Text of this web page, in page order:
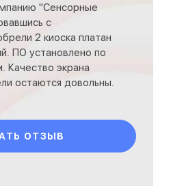
"Сенсорные
с
2 киоска платан
ПО установлено по
Качество экрана
остаются довольны.
ОТЗЫВ